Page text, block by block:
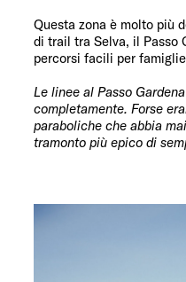
Questa zona è molto più
di trail tra Selva, il Passo
percorsi facili per
Le linee al Passo
completamente. Forse
paraboliche che abbia
tramonto più epico di